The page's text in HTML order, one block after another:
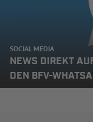
SOCIAL MEDIA
NEWS DIREKT
DEN BFV-